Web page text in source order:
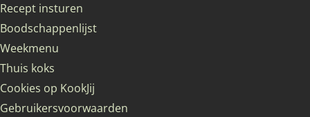
Recept insturen
Boodschappenlijst
Weekmenu
Thuis koks
Cookies op KookJij
Gebruikersvoorwaarden